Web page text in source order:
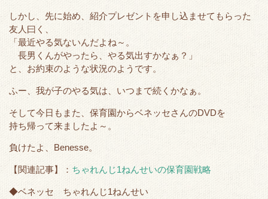
しかし、先に始め、紹介プレゼントを申し込ませてもらった
友人曰く、
「最近やる気ないんだよね～。
長男くんがやったら、やる気出すかなぁ？」
と、お約束のような状況のようです。
ふー、我が子のやる気は、いつまで続くかなぁ。
そして今日もまた、保育園からベネッセさんのDVDを
持ち帰って来ましたよ～。
負けたよ、Benesse。
【関連記事】： ちゃれんじ1ねんせいの保育園戦略
◆ベネッセ ちゃれんじ1ねんせい